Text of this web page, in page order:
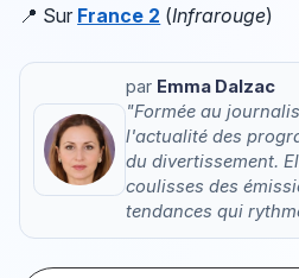
📍 Sur France 2 (Infrarouge)
par Emma Dalzac
"Formée au
l'actualité des
du divertissement.
coulisses des
tendances qui